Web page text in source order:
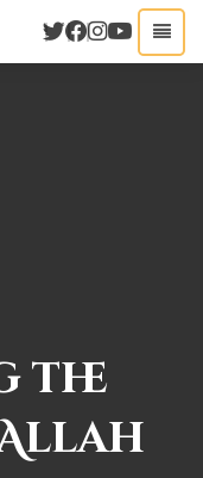
the